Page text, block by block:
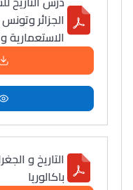
الطولي، ملاك
كتحكي على
فالرّياضة و
الجزائر
الاستعمارية
باكالوريا